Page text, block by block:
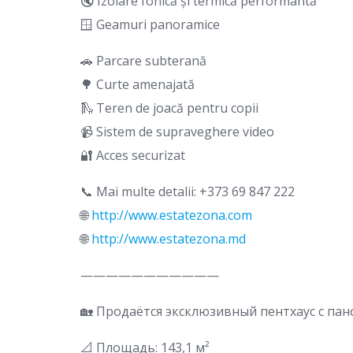
🪟 Geamuri panoramice
🚗 Parcare subterană
🌳 Curte amenajată
🛝 Teren de joacă pentru copii
📹 Sistem de supraveghere video
🔐 Acces securizat
📞 Mai multe detalii: +373 69 847 222
🌐http://www.estatezona.com
🌐http://www.estatezona.md
———————————
🏡 Продаётся эксклюзивный пентхаус с
📐 Площадь: 143,1 м²